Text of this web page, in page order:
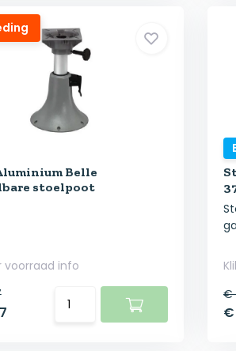
Belle
stoelpoot
voorraad info
€
€